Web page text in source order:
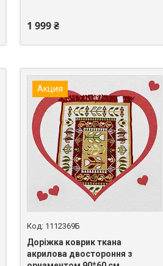
1 999 ₴
Акция
1112369Б
Доріжка коврик ткана
акрилова двостороння з